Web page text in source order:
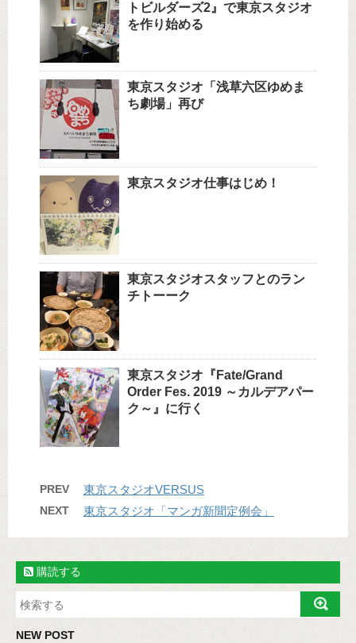
トビルダーズ2』で東京スタジオ
を作り始める
東京スタジオ「浅草六区ゆめま
ち劇場」再び
東京スタジオ仕事はじめ！
東京スタジオスタッフとのラン
チトーーク
東京スタジオ『Fate/Grand
Order Fes. 2019 ～カルデアパー
ク～』に行く
PREV 東京スタジオVERSUS
NEXT 東京スタジオ「マンガ新聞定例会」
購読する
NEW POST